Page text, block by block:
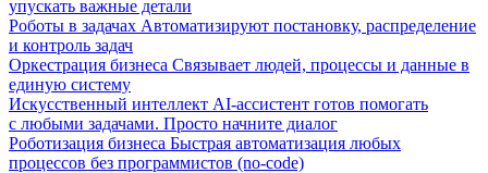
упускать важные детали
Роботы в задачах Автоматизируют постановку, распределение
и контроль задач
Оркестрация бизнеса Связывает людей, процессы и данные в
единую систему
Искусственный интеллект AI-ассистент готов помогать
с любыми задачами. Просто начните диалог
Роботизация бизнеса Быстрая автоматизация любых
процессов без программистов (no-code)